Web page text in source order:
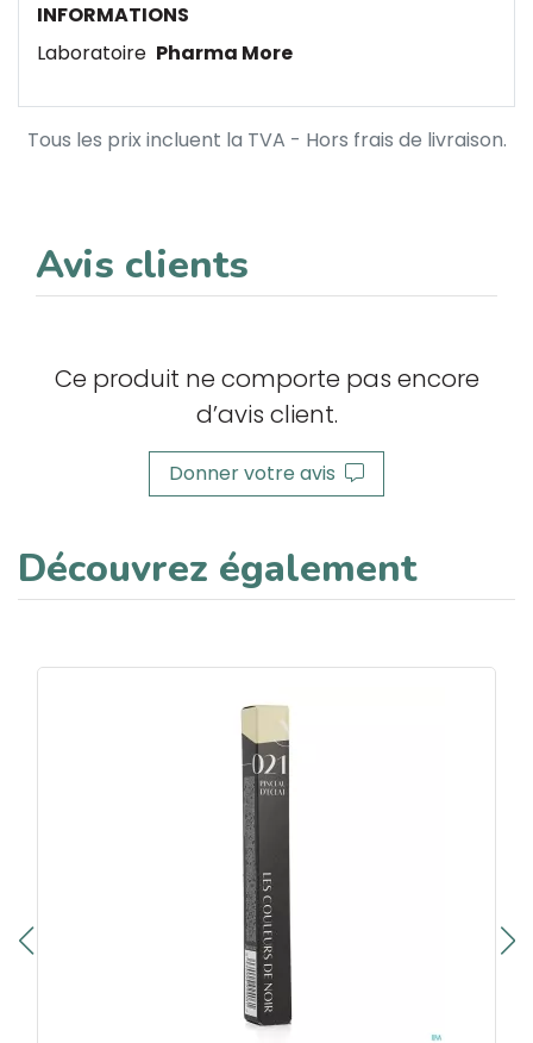
INFORMATIONS
Laboratoire Pharma More
Tous les prix incluent la TVA - Hors frais de livraison.
Avis clients
Ce produit ne comporte pas encore
d’avis client.
Donner votre avis
Découvrez également